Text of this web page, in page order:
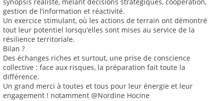
gestion de l’information et réactivité.
Un exercice stimulant, où les actions de terrain ont démontré
tout leur potentiel lorsqu’elles sont mises au service de la
résilience territoriale.
Bilan ?
Des échanges riches et surtout, une prise de conscience
collective : face aux risques, la préparation fait toute la
différence.
Un grand merci à toutes et tous pour leur énergie et leur
engagement ! notamment @Nordine Hocine